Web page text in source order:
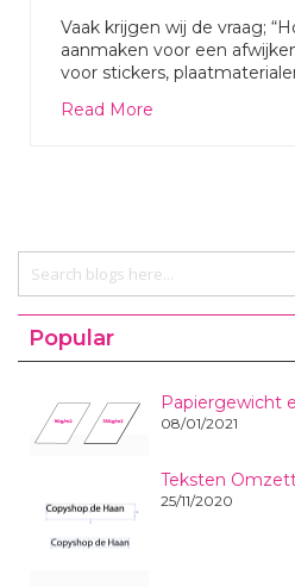
Vaak krijgen wij de vraag;
aanmaken voor een
voor stickers,
Read More
Popular
Papiergewicht
08/01/2021
Teksten
25/11/2020